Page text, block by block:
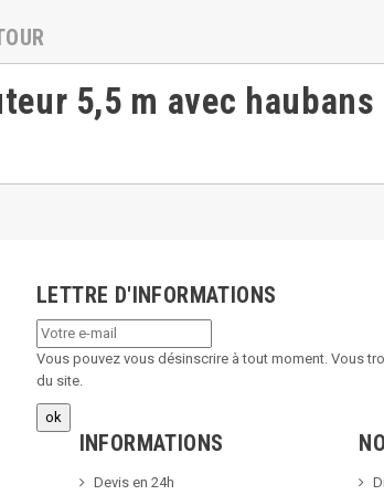
5,5 m avec
LETTRE D'INFORMATIONS
Vous pouvez vous désinscrire à tout moment. Vous
du site.
INFORMATIONS
Devis en 24h